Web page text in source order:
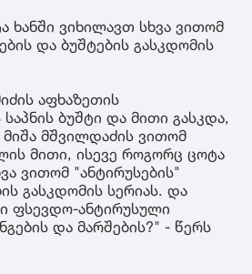
ხანში ვიხილავთ სხვა ვითომ
და ბუშტების გასკდომის
აფხაზეთის
ბუშტი და მითი გასკდა,
მიშა მშვილდაძის ვითომ
მითი, ისევე როგორც ცოტა
ვითომ "ანტირუსების"
გასკდომის სერიას. და
ფსევდო-ანტირუსული
და მარშების?" - წერს